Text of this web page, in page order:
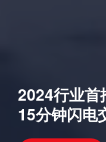
2024行业
15分钟闪电